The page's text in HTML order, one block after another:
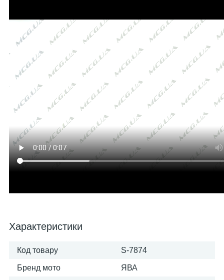
Характеристики
Код товару S-7874
Бренд мото ЯВА